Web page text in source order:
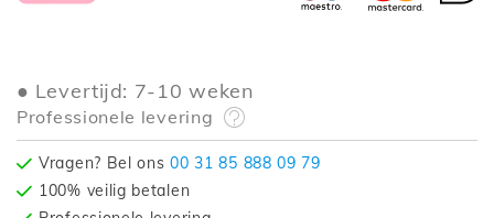
Levertijd: 7-10 weken
Professionele levering
Vragen? Bel ons00 31 85 888 09 79
100% veilig betalen